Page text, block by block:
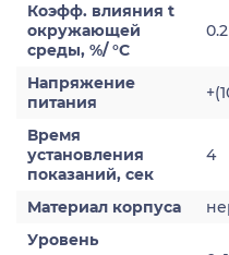
Коэфф. влияния t
окружающей
среды, %/ °С
0.2
Напряжение
питания
Время
установления
показаний, сек
4
Материал корпуса
Уровень